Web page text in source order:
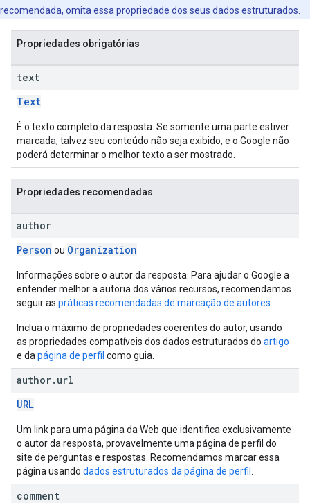
recomendada, omita essa propriedade dos seus dados estruturados.
Propriedades obrigatórias
text
Text
É o texto completo da resposta. Se somente uma parte estiver
marcada, talvez seu conteúdo não seja exibido, e o Google não
poderá determinar o melhor texto a ser mostrado.
Propriedades recomendadas
author
Person ou Organization
Informações sobre o autor da resposta. Para ajudar o Google a
entender melhor a autoria dos vários recursos, recomendamos
seguir as práticas recomendadas de marcação de autores
Inclua o máximo de propriedades coerentes do autor, usando
as propriedades compatíveis dos dados estruturados do artigo
e da página de perfil como guia.
author. url
URL
Um link para uma página da Web que identifica exclusivamente
o autor da resposta, provavelmente uma página de perfil do
site de perguntas e respostas. Recomendamos marcar essa
página usando dados estruturados da página de perfil
comment